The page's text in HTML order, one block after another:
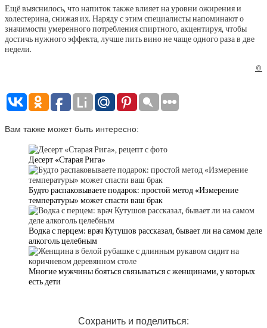
Ещё выяснилось, что напиток также влияет на уровни ожирения и
холестерина, снижая их. Наряду с этим специалисты напоминают о
значимости умеренного потребления спиртного, акцентируя, чтобы
достичь нужного эффекта, лучше пить вино не чаще одного раза в две
недели.
©
Вам также может быть интересно:
Десерт «Старая Рига»
Будто распаковываете подарок: простой метод «Измерение
температуры» может спасти ваш брак
Водка с перцем: врач Кутушов рассказал, бывает ли на самом деле
алкоголь целебным
Многие мужчины бояться связываться с женщинами, у которых
есть дети
Сохранить и поделиться: